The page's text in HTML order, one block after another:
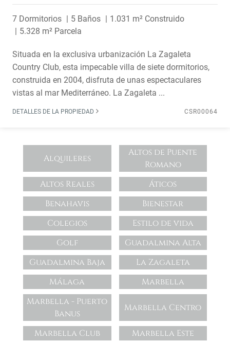
7 Dormitorios 5 Baños
1.031 m² Construido
5.328 m² Parcela
Situada en la exclusiva urbanización La Zagaleta
Country Club, esta impecable villa de siete dormitorios,
construida en 2004, disfruta de unas espectaculares
vistas al mar Mediterráneo. La Zagaleta ...
DETALLES DE LA PROPIEDAD CSR00064
Alquileres
Altos de Puente
Romano
Altos Reales
Áticos
Benahavis
Bienestar
Colegios
Estilo de vida
Golf
Guadalmina Alta
Guadalmina Baja
La Zagaleta
Málaga
Marbella
Marbella - Puerto
Banus
Marbella Centro
Marbella Club
Marbella Este